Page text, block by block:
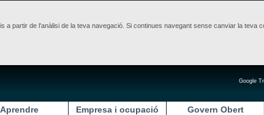
partir de l'anàlisi de la teva navegació. Si continues navegant sense canviar la teva
Google
Aprendre Empresa i ocupació Govern Obert